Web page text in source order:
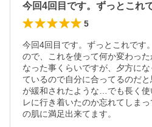
5
今回4回目です。ずっとこれです
ので、これを使って何か変わっ
なった事くらいですが、夕方に
ているので自分に合ってるのだ
が緩和されたような…でも長く使
レに行き着いたのか忘れてしま
の肌に満足出来てます。